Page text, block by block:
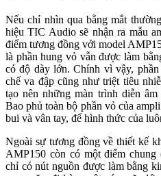
Nếu chỉ nhìn qua bằng mắt
hiệu TIC Audio sẽ nhận ra mẫu
điểm tương đồng với model
là phần hung vỏ vẫn được làm
có độ dày lớn. Chính vì vậy,
chế va đập cũng như triệt tiêu
tạo nên những màn trình diễn
Bao phủ toàn bộ phần vỏ của
bui và vân tay, để hình thức của
Ngoài sự tương đồng về thiết kế
AMP150 còn có một điểm
chỉ có nút nguồn được làm bằng